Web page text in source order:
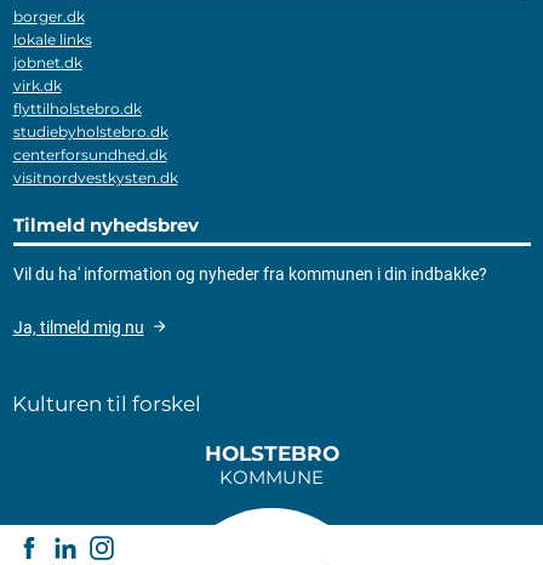
borger.dk
lokale links
jobnet.dk
virk.dk
flyttilholstebro.dk
studiebyholstebro.dk
centerforsundhed.dk
visitnordvestkysten.dk
Tilmeld nyhedsbrev
Vil du ha' information og nyheder fra kommunen i din indbakke?
Ja, tilmeld mig nu
Kulturen til forskel
HOLSTEBRO
KOMMUNE